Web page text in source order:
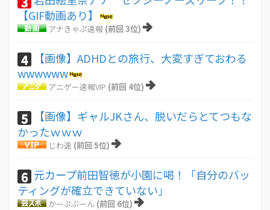
【GIF動画あり】
アナきゃぷ速報 (前回 3位)
4
【画像】ADHDとの旅行、大変すぎておわる
wwwwww
アニゲー速報VIP (前回 4位)
5
【画像】ギャルJKさん、脱いだらとてつもな
かったｗｗｗ
じわ速 (前回 5位)
6 元カープ前田智徳が小園に喝！「自分のバッ
ティングが確立できていない」
かーぷぶーん (前回 6位)